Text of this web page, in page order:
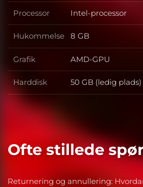
Processor Processor
Intel-processor
Hukommelse Hukommelse
8 GB
Grafik Grafik
AMD-GPU
Harddisk Harddisk
50 GB (ledig plads)
Ofte stillede
Returnering og annullering: